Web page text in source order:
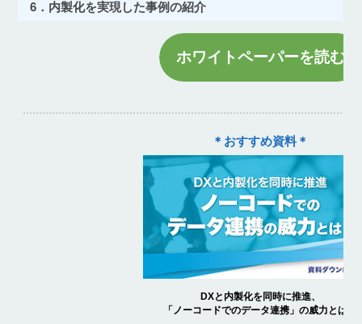
6．内製化を実現した事例の紹介
ホワイトペーパーを読む
＊おすすめ資料＊
DXと内製化を同時に推進、
「ノーコードでのデータ連携」の威力とは？